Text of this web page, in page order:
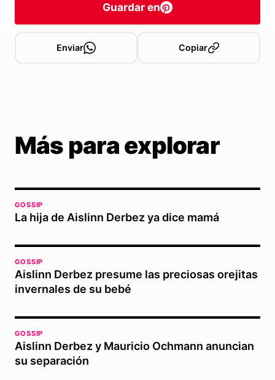
Guardar en
Enviar Copiar
Más para explorar
GOSSIP
La hija de Aislinn Derbez ya dice mamá
GOSSIP
Aislinn Derbez presume las preciosas orejitas
invernales de su bebé
GOSSIP
Aislinn Derbez y Mauricio Ochmann anuncian
su separación